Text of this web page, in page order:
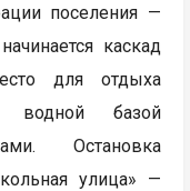
поселения —
каскад
для отдыха
базой
Остановка
улица» —